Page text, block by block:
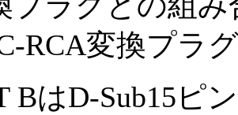
RCA変換プラ
BはD-Sub15ピ